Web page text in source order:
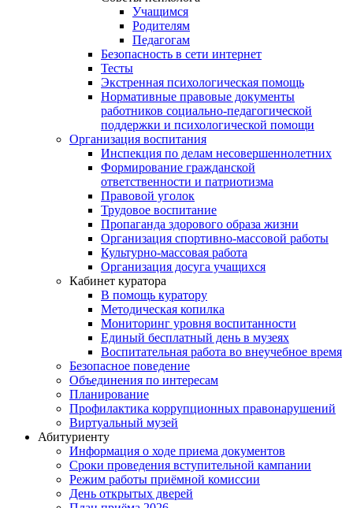
Учащимся
Родителям
Педагогам
Безопасность в сети интернет
Тесты
Экстренная психологическая помощь
Нормативные правовые документы
работников социально-педагогической
поддержки и психологической помощи
Организация воспитания
Инспекция по делам несовершеннолетних
Формирование гражданской
ответственности и патриотизма
Правовой уголок
Трудовое воспитание
Пропаганда здорового образа жизни
Организация спортивно-массовой работы
Культурно-массовая работа
Организация досуга учащихся
Кабинет куратора
В помощь куратору
Методическая копилка
Мониторинг уровня воспитанности
Единый бесплатный день в музеях
Воспитательная работа во внеучебное время
Безопасное поведение
Объединения по интересам
Планирование
Профилактика коррупционных правонарушений
Виртуальный музей
Абитуриенту
Информация о ходе приема документов
Сроки проведения вступительной кампании
Режим работы приёмной комиссии
День открытых дверей